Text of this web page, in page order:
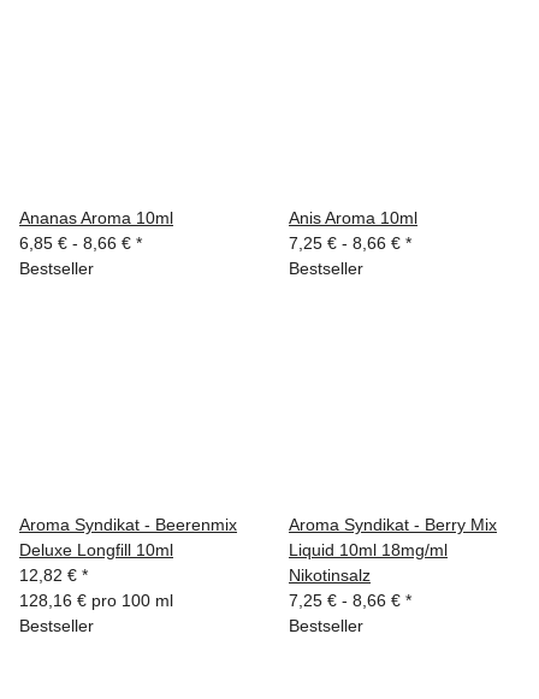
Ananas Aroma 10ml
6,85 € - 8,66 € *
Anis Aroma 10ml
7,25 € - 8,66 € *
Bestseller
Aroma Syndikat - Beerenmix
Deluxe Longfill 10ml
12,82 € *
128,16 € pro 100 ml
Bestseller
Aroma Syndikat - Berry Mix
Liquid 10ml 18mg/ml
Nikotinsalz
7,25 € - 8,66 € *
Bestseller
Bestseller